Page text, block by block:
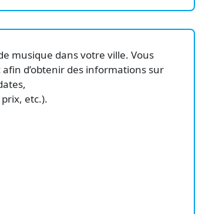
musique dans votre ville. Vous
d’obtenir des informations sur
etc.).